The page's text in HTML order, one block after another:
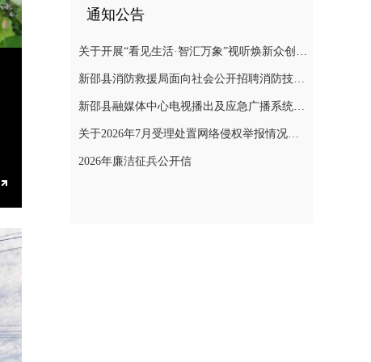
Enter
fullscreen
通知公告
关于开展“看见生活·智汇万象”视听焕新众创计划暨“AI遇见非遗”年度主题创作实践活动的通知
新邵县消防救援局面向社会公开招聘消防技术服务队人员的公告
新邵县融媒体中心电视播出及应急广播系统二级等保测评项目询价采购公告
关于2026年7月受理处置网络侵权举报情况的公示
2026年廉洁征兵公开信